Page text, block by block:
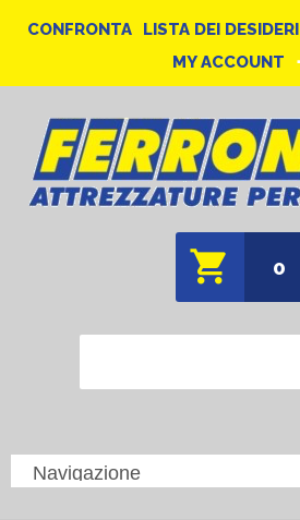
CONFRONTA LISTA DEI DESIDERI
MY ACCOUNT
0